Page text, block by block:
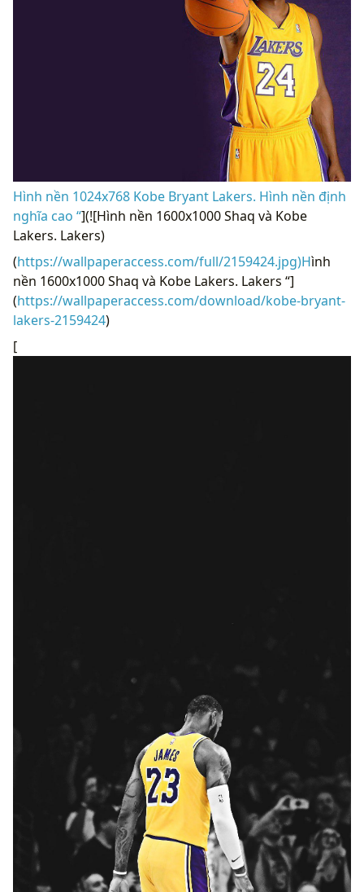
Hình nền 1024x768 Kobe Bryant Lakers. Hình nền định
nghĩa cao “](![Hình nền 1600x1000 Shaq và Kobe
Lakers. Lakers)
(https://wallpaperaccess.com/full/2159424.jpg)Hình
nền 1600x1000 Shaq và Kobe Lakers. Lakers “]
(https://wallpaperaccess.com/download/kobe-bryant-
lakers-2159424)
[